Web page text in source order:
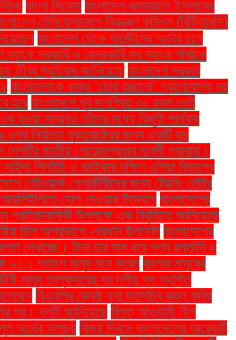
বাংলা সিনেমা বাংলাদেশ জামায়াতে ইসলামের
টেলিযোগাযোগ নিয়ন্ত্রণ কমিশন (বিটিআরসি)
বাংলাদেশ থেকে গার্মেন্টসের অর্ডার চলে
ব্যাংক সরকারি ও বেসরকারি সব ব্যাংক শাখাকে
তীব্র প্রতিবাদ জানিয়েছে বাংলাদেশ সরকার
বাংলাদেশকে কারও ‘চোখ রাঙানো’ গ্রহণযোগ্য নয়
হবে বাংলাদেশে খুব জনপ্রিয় ৩০ রকম ভর্তা
হওয়া সত্ত্বেও তাঁদের মধ্যে কিছুটা পার্থক্য
ওপর নির্যাতন যুক্তরাষ্ট্রের জন্য একটি বড়
জাতীয় গোয়েন্দাপ্রধান তুলসী গ্যাবার্ড।
সাইদা শিনইচি ও জাইকার দক্ষিণ এশিয়া বিভাগের
নেটওয়ার্ক পেশাজীবীদের জন্য ট্রেনিং সেন্টার
আরসিইপিতে যোগ দেওয়ার উদ্যোগ বাংলাদেশের
প্রতিষ্ঠাবার্ষিকী উপলক্ষে এক বিবৃতিতে জানিয়েছে
ছিল অগ্রভাগে -প্রধান উপদেষ্টা বাংলাদেশের
দেখাচ্ছে। টানা চার মাস ধরে পণ্য রপ্তানি ৪
৬১.১ শতাংশ মানুষ মনে করেন বাংলার মানুষের
মাসুদ তালুকদারের সব দলীয় পদ স্থগিত
বিএনপির জ্যেষ্ঠ যুগ্ম মহাসচিব রুহুল কবির
পর। দলটি জানিয়েছে বিগত আওয়ামী লীগ
অর্থের অপচয় বিজয় দিবসে বাংলাদেশের আরেকটি